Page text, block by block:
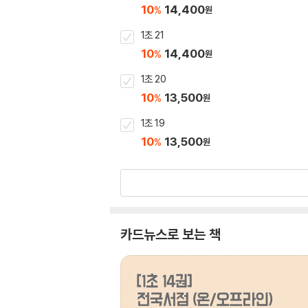
10% 14,400원
1초 21
10% 14,400원
1초 20
10% 13,500원
1초 19
10% 13,500원
카드뉴스로 보는 책